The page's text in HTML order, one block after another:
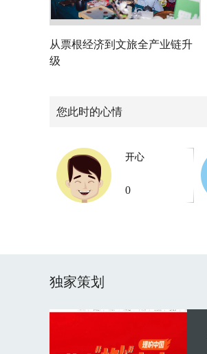
从票根经济到文旅全产业链升
级
您此时的心情
开心
0
独家策划